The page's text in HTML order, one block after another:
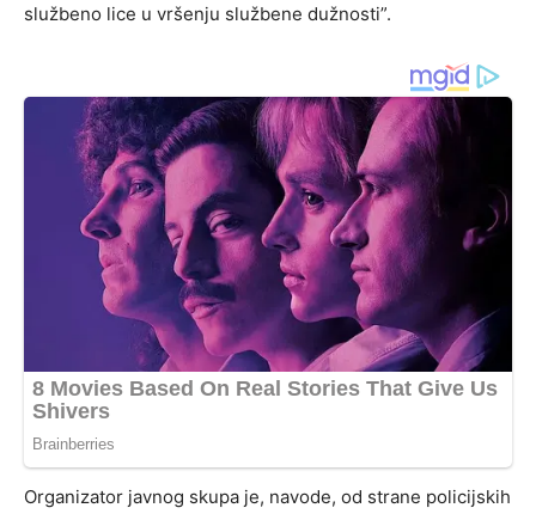
službeno lice u vršenju službene dužnosti”.
Organizator javnog skupa je, navode, od strane policijskih